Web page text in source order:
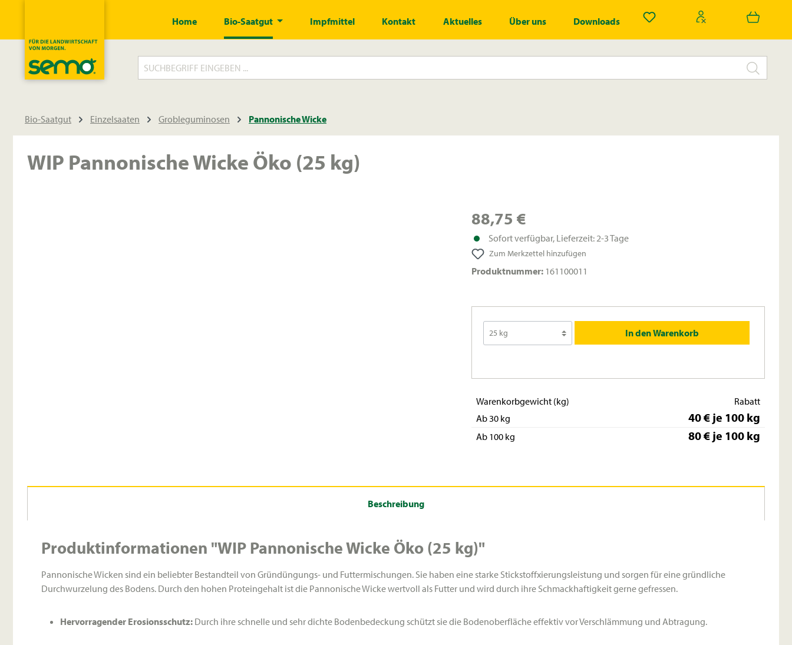
Du hast 0 Produkte auf dem
Home Bio-Saatgut Impfmittel Kontakt Aktuelles Über uns Downloads
Bio-Saatgut Einzelsaaten Grobleguminosen Pannonische Wicke
WIP Pannonische Wicke Öko (25 kg)
88,75 €
Sofort verfügbar, Lieferzeit: 2-3 Tage
Zum Merkzettel hinzufügen
Produktnummer: 161100011
In den Warenkorb
Warenkorbgewicht (kg)
Rabatt
Ab 30 kg
40 € je 100 kg
Ab 100 kg 80 € je 100 kg
Beschreibung
Produktinformationen "WIP Pannonische Wicke Öko (25 kg)"
Pannonische Wicken sind ein beliebter Bestandteil von Gründüngungs- und Futtermischungen. Sie haben eine starke Stickstoffxierungsleistung und sorgen für eine gründliche
Durchwurzelung des Bodens. Durch den hohen Proteingehalt ist die Pannonische Wicke wertvoll als Futter und wird durch ihre Schmackhaftigkeit gerne gefressen.
Hervorragender Erosionsschutz: Durch ihre schnelle und sehr dichte Bodenbedeckung schützt sie die Bodenoberfläche effektiv vor Verschlämmung und Abtragung.